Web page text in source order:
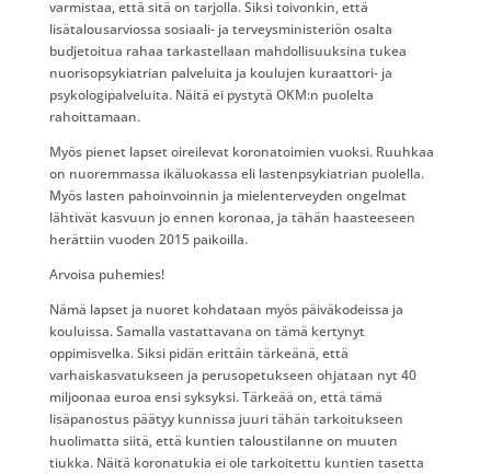
varmistaa, että sitä on tarjolla. Siksi toivonkin, että
lisätalousarviossa sosiaali- ja terveysministeriön osalta
budjetoitua rahaa tarkastellaan mahdollisuuksina tukea
nuorisopsykiatrian palveluita ja koulujen kuraattori- ja
psykologipalveluita. Näitä ei pystytä OKM:n puolelta
rahoittamaan.
Myös pienet lapset oireilevat koronatoimien vuoksi. Ruuhkaa
on nuoremmassa ikäluokassa eli lastenpsykiatrian puolella.
Myös lasten pahoinvoinnin ja mielenterveyden ongelmat
lähtivät kasvuun jo ennen koronaa, ja tähän haasteeseen
herättiin vuoden 2015 paikoilla.
Arvoisa puhemies!
Nämä lapset ja nuoret kohdataan myös päiväkodeissa ja
kouluissa. Samalla vastattavana on tämä kertynyt
oppimisvelka. Siksi pidän erittäin tärkeänä, että
varhaiskasvatukseen ja perusopetukseen ohjataan nyt 40
miljoonaa euroa ensi syksyksi. Tärkeää on, että tämä
lisäpanostus päätyy kunnissa juuri tähän tarkoitukseen
huolimatta siitä, että kuntien taloustilanne on muuten
tiukka. Näitä koronatukia ei ole tarkoitettu kuntien tasetta